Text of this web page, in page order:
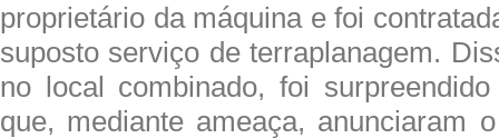
proprietário da máquina e foi
suposto serviço de terraplanagem.
no local combinado, foi
que, mediante ameaça, anunciaram